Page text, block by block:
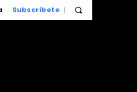
Subscribete